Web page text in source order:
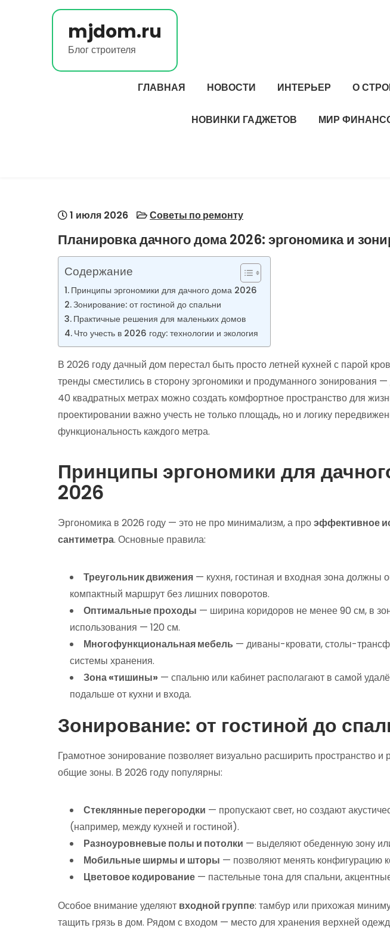
mjdom.ru
Блог строителя
ГЛАВНАЯ НОВОСТИ ИНТЕРЬЕР О
НОВИНКИ ГАДЖЕТОВ МИР
1 июля 2026 Советы по ремонту
Планировка дачного дома 2026: эргономика и
Содержание
Принципы эргономики для дачного дома 2026
Зонирование: от гостиной до спальни
Практичные решения для маленьких домов
Что учесть в 2026 году: технологии и экология
В 2026 году дачный дом перестал быть просто летней кухней с парой
тренды сместились в сторону эргономики и продуманного зонирования
40 квадратных метрах можно создать комфортное пространство для
проектировании важно учесть не только площадь, но и логику
функциональность каждого метра.
Принципы эргономики для
2026
Эргономика в 2026 году — это не про минимализм, а проэффективное
сантиметра. Основные правила:
Треугольник движения — кухня, гостиная и входная зона должны
компактный маршрут без лишних поворотов.
Оптимальные проходы — ширина коридоров не менее 90 см, в
использования — 120 см.
Многофункциональная мебель — диваны-кровати, столы-
системы хранения.
Зона «тишины» — спальню или кабинет располагают в самой
подальше от кухни и входа.
Зонирование: от гостиной до
Грамотное зонирование позволяет визуально расширить пространство и
общие зоны. В 2026 году популярны:
Стеклянные перегородки — пропускают свет, но создают
(например, между кухней и гостиной).
Разноуровневые полы и потолки — выделяют обеденную зону
Мобильные ширмы и шторы — позволяют менять конфигурацию
Цветовое кодирование — пастельные тона для спальни,
Особое внимание уделяют входной группе: тамбур или прихожая
тащить грязь в дом. Рядом с входом — место для хранения верхней